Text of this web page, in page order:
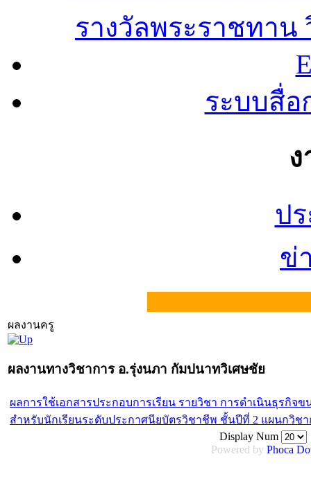
รางวัลพระราชทา
ระบบสื่อ
ป
ข่
ผลงานครู
ผลงานทางวิชาการ อ.รุ่งนภา กัมปนาทวิเศษชัย
ผลการใช้เอกสารประกอบการเรียน รายวิชา การดำเนินธุรกิจข
สำหรับนักเรียนระดับประกาศนียบัตรวิชาชีพ ชั้นปีที่ 2 แผนกวิชา
Display Num
Powered by Phoca